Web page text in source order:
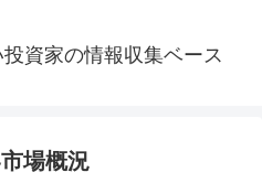
資家の情報収集ベース
場概況